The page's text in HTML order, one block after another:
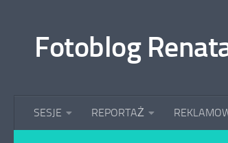
Fotoblog
SESJE REPORTAŻ